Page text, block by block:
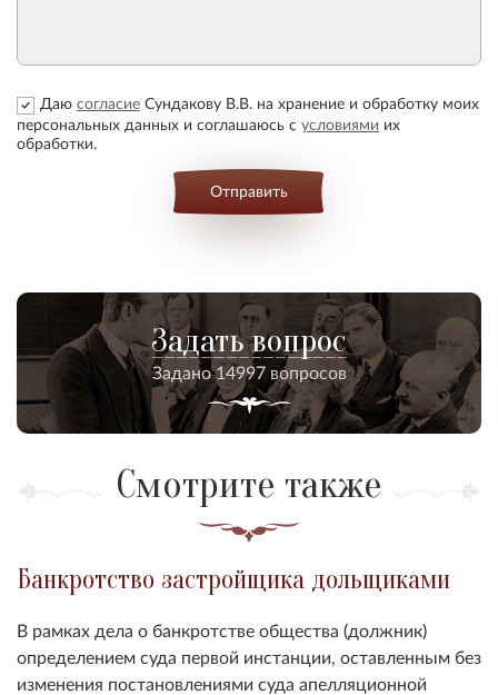
Даю согласие Сундакову В.В. на хранение и обработку моих
персональных данных и соглашаюсь с условиями их
обработки.
Отправить
Задать вопрос
Задано 14997 вопросов
Смотрите также
Банкротство застройщика дольщиками
В рамках дела о банкротстве общества (должник)
определением суда первой инстанции, оставленным без
изменения постановлениями суда апелляционной